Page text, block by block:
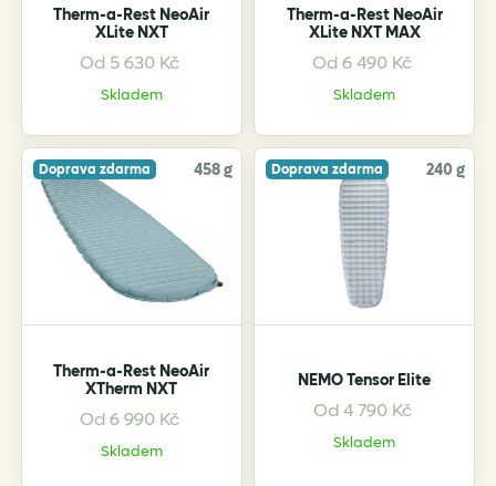
Therm-a-Rest NeoAir
XLite NXT
Od 5 630 Kč
Skladem
This
product
multiple
variants.
The
options
may
be
chosen
on
product
page
Therm-a-Rest NeoAir
XLite NXT MAX
Od6 490 Kč
Skladem
This
product
multiple
variants.
The
options
may
be
chosen
on
product
page
Doprava zdarma 458 g
Therm-a-Rest NeoAir
XTherm NXT
Od6 990 Kč
Skladem
This
product
Doprava zdarma 240 g
NEMO Tensor Elite
Od 4 790 Kč
Skladem
This
product